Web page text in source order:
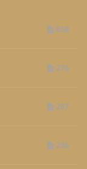
658
276
267
236